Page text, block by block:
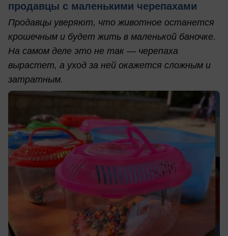
продавцы с маленькими черепахами
Продавцы уверяют, что животное останется
крошечным и будет жить в маленькой баночке.
На самом деле это не так — черепаха
вырастет, а уход за ней окажется сложным и
затратным.